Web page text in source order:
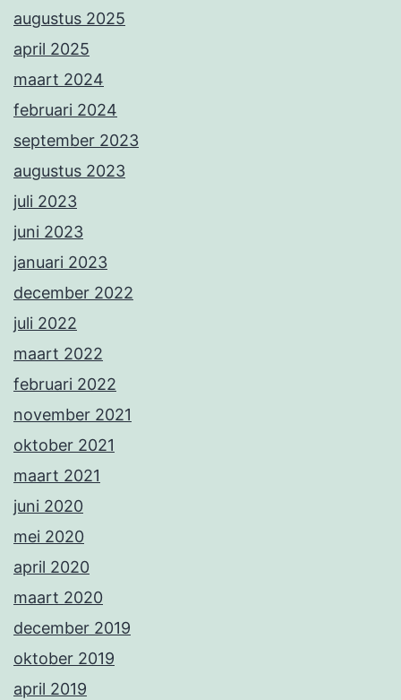
augustus 2025
april 2025
maart 2024
februari 2024
september 2023
augustus 2023
juli 2023
juni 2023
januari 2023
december 2022
juli 2022
maart 2022
februari 2022
november 2021
oktober 2021
maart 2021
juni 2020
mei 2020
april 2020
maart 2020
december 2019
oktober 2019
april 2019